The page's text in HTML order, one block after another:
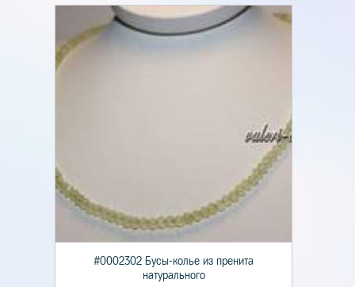
#0002302 Бусы-колье из пренита
натурального